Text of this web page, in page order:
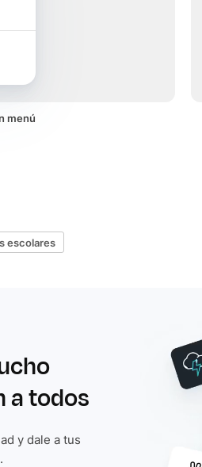
menú
escolares
a todos
y dale a tus